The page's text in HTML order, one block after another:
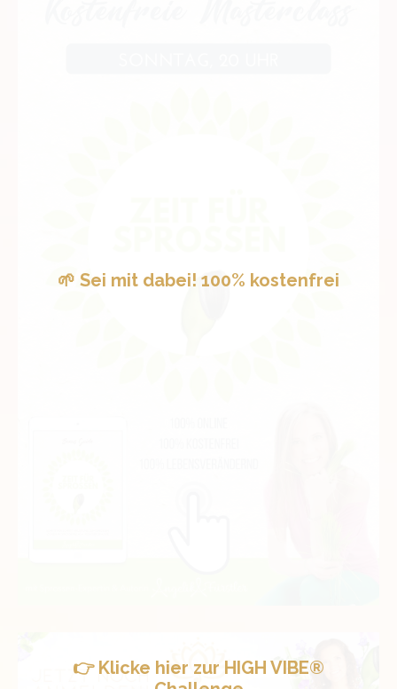
🌱 Sei mit dabei! 100% kostenfrei
👉 Klicke hier zur HIGH VIBE®